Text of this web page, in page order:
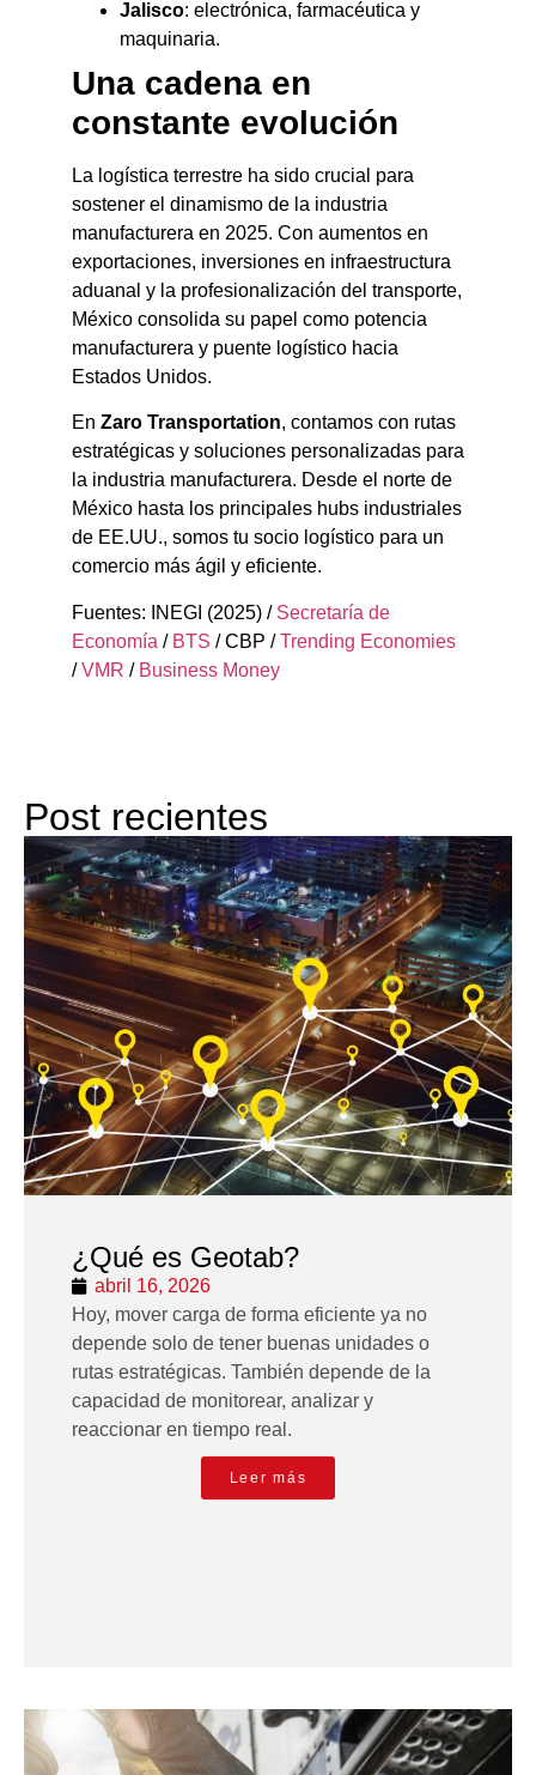
Jalisco: electrónica, farmacéutica y
maquinaria.
Una cadena en
constante evolución
La logística terrestre ha sido crucial para
sostener el dinamismo de la industria
manufacturera en 2025. Con aumentos en
exportaciones, inversiones en infraestructura
aduanal y la profesionalización del transporte,
México consolida su papel como potencia
manufacturera y puente logístico hacia
Estados Unidos.
En Zaro Transportation, contamos con rutas
estratégicas y soluciones personalizadas para
la industria manufacturera. Desde el norte de
México hasta los principales hubs industriales
de EE.UU., somos tu socio logístico para un
comercio más ágil y eficiente.
Fuentes: INEGI (2025) / Secretaría de
Economía / BTS / CBP /Trending Economies
/VMR / Business Money
Post recientes
¿Qué es Geotab?
abril 16, 2026
Hoy, mover carga de forma eficiente ya no
depende solo de tener buenas unidades o
rutas estratégicas. También depende de la
capacidad de monitorear, analizar y
reaccionar en tiempo real.
Leer más